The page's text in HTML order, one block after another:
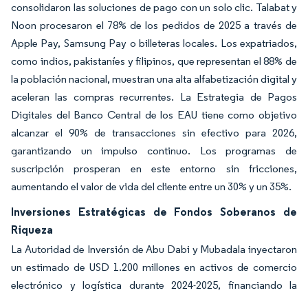
consolidaron las soluciones de pago con un solo clic. Talabat y
Noon procesaron el 78% de los pedidos de 2025 a través de
Apple Pay, Samsung Pay o billeteras locales. Los expatriados,
como indios, pakistaníes y filipinos, que representan el 88% de
la población nacional, muestran una alta alfabetización digital y
aceleran las compras recurrentes. La Estrategia de Pagos
Digitales del Banco Central de los EAU tiene como objetivo
alcanzar el 90% de transacciones sin efectivo para 2026,
garantizando un impulso continuo. Los programas de
suscripción prosperan en este entorno sin fricciones,
aumentando el valor de vida del cliente entre un 30% y un 35%.
Inversiones Estratégicas de Fondos Soberanos de
Riqueza
La Autoridad de Inversión de Abu Dabi y Mubadala inyectaron
un estimado de USD 1.200 millones en activos de comercio
electrónico y logística durante 2024-2025, financiando la